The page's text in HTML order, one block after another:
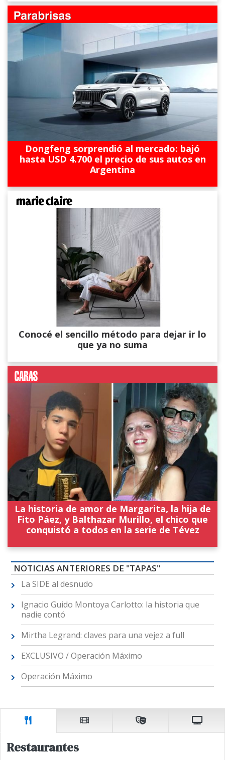
Dongfeng sorprendió al mercado: bajó
hasta USD 4.700 el precio de sus autos en
Argentina
Conocé el sencillo método para dejar ir lo
que ya no suma
La historia de amor de Margarita, la hija de
Fito Páez, y Balthazar Murillo, el chico que
conquistó a todos en la serie de Tévez
NOTICIAS ANTERIORES DE "TAPAS"
La SIDE al desnudo
Ignacio Guido Montoya Carlotto: la historia que
nadie contó
Mirtha Legrand: claves para una vejez a full
EXCLUSIVO / Operación Máximo
Operación Máximo
Restaurantes